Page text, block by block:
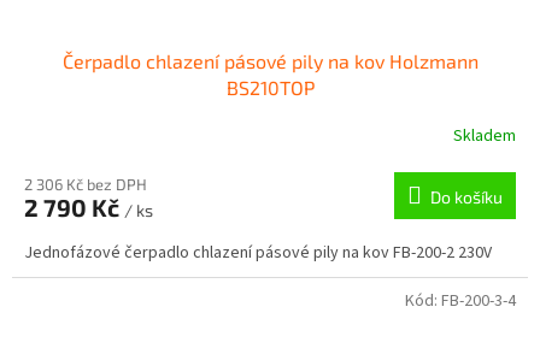
Čerpadlo chlazení pásové pily na kov Holzmann
BS210TOP
Skladem
2 306 Kč bez DPH
2 790 Kč / ks
Do košíku
Jednofázové čerpadlo chlazení pásové pily na kov FB-200-2 230V
Kód: FB-200-3-4